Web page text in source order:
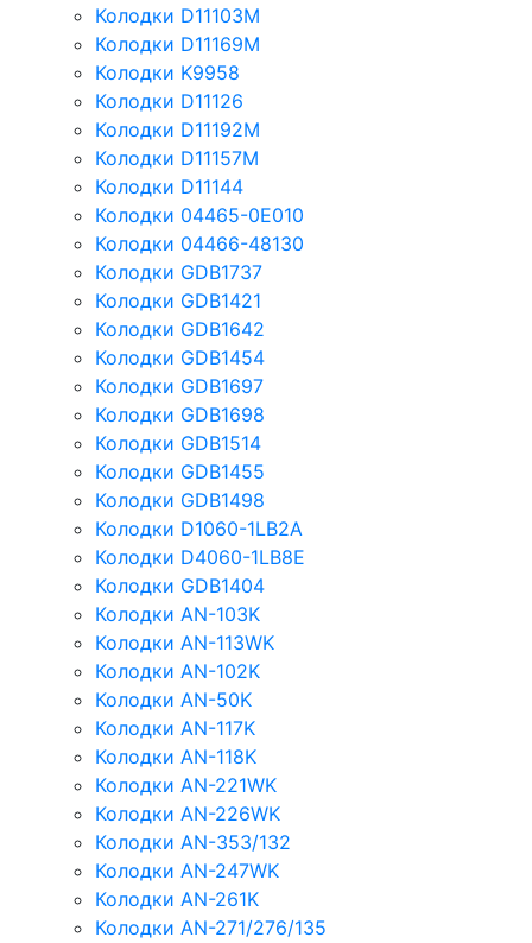
Колодки D11103M
Колодки D11169M
Колодки K9958
Колодки D11126
Колодки D11192M
Колодки D11157M
Колодки D11144
Колодки 04465-0E010
Колодки 04466-48130
Колодки GDB1737
Колодки GDB1421
Колодки GDB1642
Колодки GDB1454
Колодки GDB1697
Колодки GDB1698
Колодки GDB1514
Колодки GDB1455
Колодки GDB1498
Колодки D1060-1LB2A
Колодки D4060-1LB8E
Колодки GDB1404
Колодки AN-103K
Колодки AN-113WK
Колодки AN-102K
Колодки AN-50K
Колодки AN-117K
Колодки AN-118K
Колодки AN-221WK
Колодки AN-226WK
Колодки AN-353/132
Колодки AN-247WK
Колодки AN-261K
Колодки AN-271/276/135